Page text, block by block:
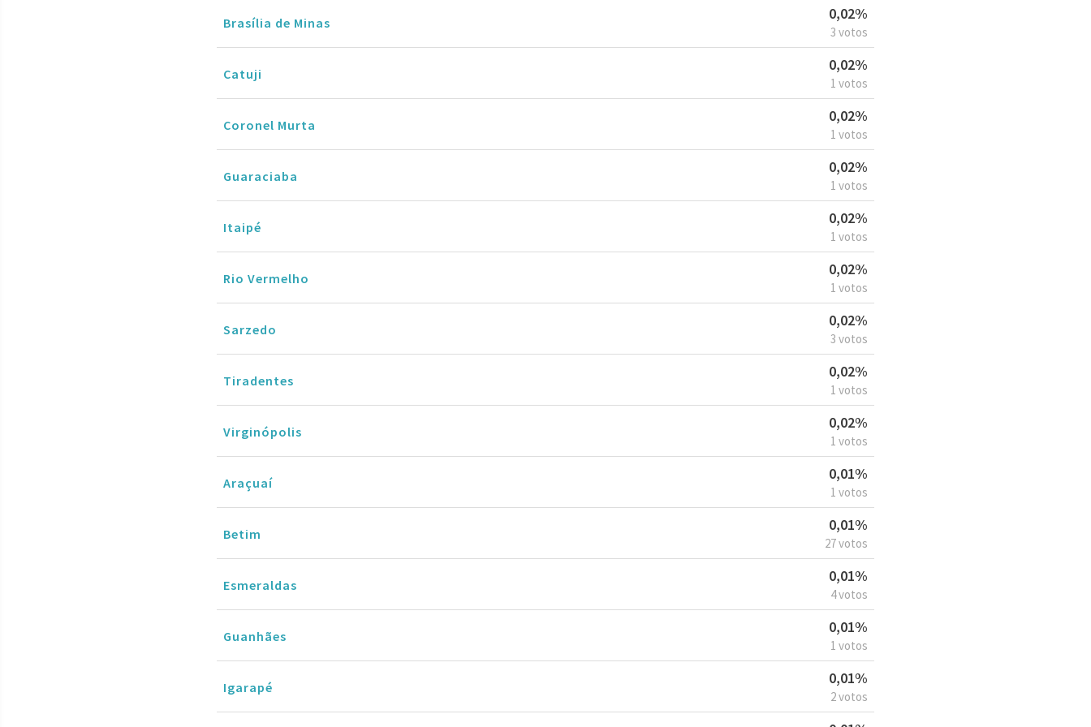
Brasília de Minas
0,02%
3 votos
Catuji
0,02%
1 votos
Coronel Murta
0,02%
1 votos
Guaraciaba
0,02%
1 votos
Itaipé
0,02%
1 votos
Rio Vermelho
0,02%
1 votos
Sarzedo
0,02%
3 votos
Tiradentes
0,02%
1 votos
Virginópolis
0,02%
1 votos
Araçuaí
0,01%
1 votos
Betim
0,01%
27 votos
Esmeraldas
0,01%
4 votos
Guanhães
0,01%
1 votos
Igarapé
0,01%
2 votos